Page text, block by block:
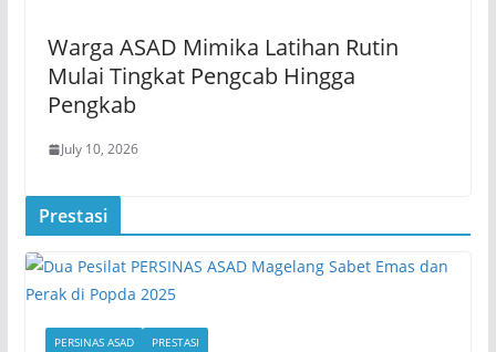
Warga ASAD Mimika Latihan Rutin
Mulai Tingkat Pengcab Hingga
Pengkab
July 10, 2026
Prestasi
PERSINAS ASAD PRESTASI